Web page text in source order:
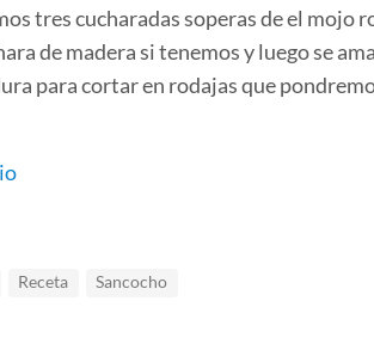
tres cucharadas soperas de el mojo
de madera si tenemos y luego se
para cortar en rodajas que
Receta Sancocho